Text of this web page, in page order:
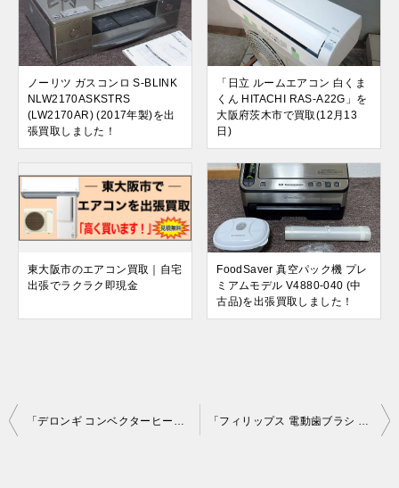
ノーリツ ガスコンロ S-BLINK
NLW2170ASKSTRS
(LW2170AR) (2017年製)を出
張買取しました！
「日立 ルームエアコン 白くま
くん HITACHI RAS-A22G」を
大阪府茨木市で買取(12月13
日)
東大阪市のエアコン買取｜自宅
出張でラクラク即現金
FoodSaver 真空パック機 プレ
ミアムモデル V4880-040 (中
古品)を出張買取しました！
投
「デロンギ コンベクターヒーター DeLonghi HXJ60L12-WH ホワイト」を大阪市旭区で買取(11月7日) 「フィリップス 電動歯ブラシ HX9934/05 ソニッケアー ダイヤモンドクリーンスマート PHILIPS sonicare DiamondCleanSmart」を大阪市北区で買取(11月8日)